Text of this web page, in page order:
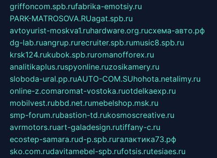
griffoncom.spb.rufabrika-emotsiy.ru
PARK-MATROSOVA.RUagat.spb.ru
avtoyurist-moskva1.ruhardware.org.ruсхема-авто.рф
dg-lab.ruangrup.rurecruiter.spb.rumusic8.spb.ru
krsk124.rukubok.spb.ruromanofforex.ru
analitikaplus.ruspyonline.ruzosikamery.ru
sloboda-ural.pp.ruAUTO-COM.SUhohota.netalimy.ru
online-z.comaromat-vostoka.ruotdelkaexp.ru
mobilvest.rubbd.net.rumebelshop.msk.ru
smp-forum.rubastion-td.rukosmoscreative.ru
avrmotors.ruart-galadesign.rutiffany-c.ru
ecostep-samara.rud-p.spb.ruгалактика73.рф
sko.com.rudavitamebel-spb.rufotsis.rutesiaes.ru